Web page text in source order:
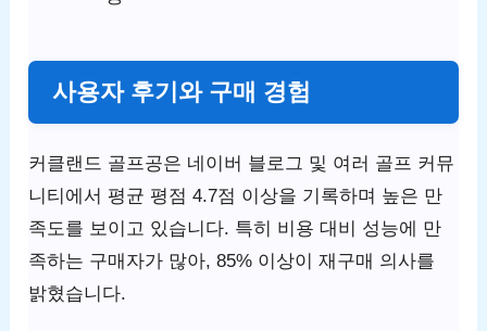
사용자 후기와 구매 경험
커클랜드 골프공은 네이버 블로그 및 여러 골프 커뮤
니티에서 평균 평점 4.7점 이상을 기록하며 높은 만
족도를 보이고 있습니다. 특히 비용 대비 성능에 만
족하는 구매자가 많아, 85% 이상이 재구매 의사를
밝혔습니다.